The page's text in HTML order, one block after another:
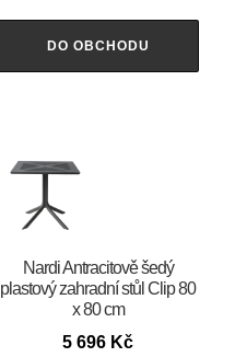
DO OBCHODU
Nardi Antracitově šedý
plastový zahradní stůl Clip 80
x 80 cm
5 696 Kč